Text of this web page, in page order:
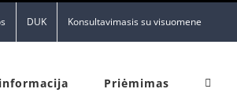
DUK Konsultavimasis su visuomene
Priėmimas